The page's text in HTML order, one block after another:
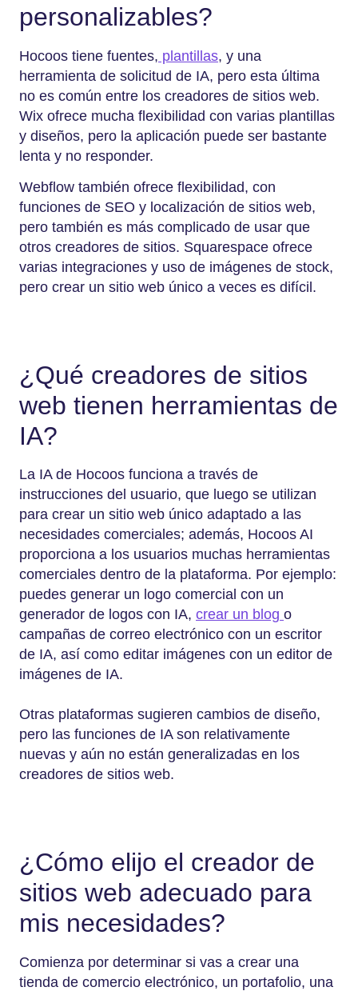
personalizables?
Hocoos tiene fuentes, plantillas, y una
herramienta de solicitud de IA, pero esta última
no es común entre los creadores de sitios web.
Wix ofrece mucha flexibilidad con varias plantillas
y diseños, pero la aplicación puede ser bastante
lenta y no responder.
Webflow también ofrece flexibilidad, con
funciones de SEO y localización de sitios web,
pero también es más complicado de usar que
otros creadores de sitios. Squarespace ofrece
varias integraciones y uso de imágenes de stock,
pero crear un sitio web único a veces es difícil.
¿Qué creadores de sitios
web tienen herramientas de
IA?
La IA de Hocoos funciona a través de
instrucciones del usuario, que luego se utilizan
para crear un sitio web único adaptado a las
necesidades comerciales; además, Hocoos AI
proporciona a los usuarios muchas herramientas
comerciales dentro de la plataforma. Por ejemplo:
puedes generar un logo comercial con un
generador de logos con IA, crear un blog o
campañas de correo electrónico con un escritor
de IA, así como editar imágenes con un editor de
imágenes de IA.
Otras plataformas sugieren cambios de diseño,
pero las funciones de IA son relativamente
nuevas y aún no están generalizadas en los
creadores de sitios web.
¿Cómo elijo el creador de
sitios web adecuado para
mis necesidades?
Comienza por determinar si vas a crear una
tienda de comercio electrónico, un portafolio, una